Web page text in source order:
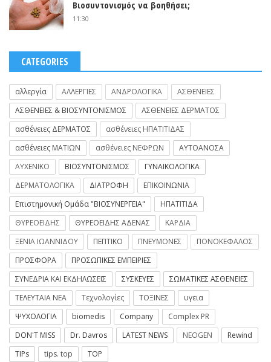
Βιοσυντονισμός να βοηθήσει;
11:30
CATEGORIES
αλλεργία ΑΛΛΕΡΓΙΕΣ ΑΝΔΡΟΛΟΓΙΚΑ
ΑΣΘΕΝΕΙΕΣ
ΑΣΘΕΝΕΙΕΣ & ΒΙΟΣΥΝΤΟΝΙΣΜΟΣ
ΑΣΘΕΝΕΙΕΣ ΔΕΡΜΑΤΟΣ
ασθένειες ΔΕΡΜΑΤΟΣ
ασθένειες ΗΠΑΤΙΤΙΔΑΣ
ασθένειες ΜΑΤΙΩΝ
ασθένειες ΝΕΦΡΩΝ
ΑΥΤΟΑΝΟΣΑ
ΑΥΧΕΝΙΚΟ
ΒΙΟΣΥΝΤΟΝΙΣΜΟΣ
ΓΥΝΑΙΚΟΛΟΓΙΚΑ
ΔΕΡΜΑΤΟΛΟΓΙΚΑ
ΔΙΑΤΡΟΦΗ
ΕΠΙΚΟΙΝΩΝΙΑ
Επιστημονική Ομάδα "ΒΙΟΣΥΝΕΡΓΕΙΑ"
ΗΠΑΤΙΤΙΔΑ
ΘΥΡΕΟΕΙΔΗΣ
ΘΥΡΕΟΕΙΔΗΣ ΑΔΕΝΑΣ
ΚΑΡΔΙΑ
ΞΕΝΙΑ ΙΩΑΝΝΙΔΟΥ
ΠΕΠΤΙΚΟ ΠΝΕΥΜΟΝΕΣ
ΠΟΝΟΚΕΦΑΛΟΣ
ΠΡΟΣΦΟΡΑ
ΠΡΟΣΩΠΙΚΕΣ ΕΜΠΕΙΡΙΕΣ
ΣΥΝΕΔΡΙΑ ΚΑΙ ΕΚΔΗΛΩΣΕΙΣ
ΣΥΣΚΕΥΕΣ
ΣΩΜΑΤΙΚΕΣ ΑΣΘΕΝΕΙΕΣ
ΤΕΛΕΥΤΑΙΑ ΝΕΑ
Τεχνολογίες ΤΟΞΙΝΕΣ
υγεια
ΨΥΧΟΛΟΓΙΑ
biomedis Company
Complex PR
DON'T MISS
Dr. Davros LATEST NEWS NEOGEN
Rewind
TIPs
tips. top TOP